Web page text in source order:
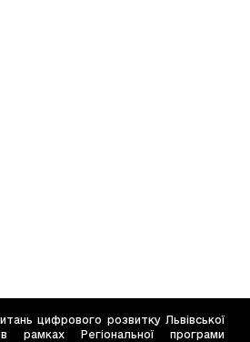
цифрового розвитку Львівської
рамках Регіональної програми